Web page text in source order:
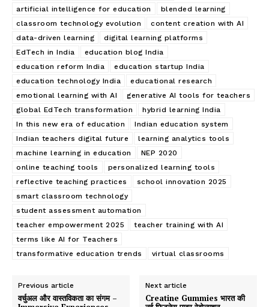
artificial intelligence for education
blended learning
classroom technology evolution
content creation with AI
data-driven learning
digital learning platforms
EdTech in India
education blog India
education reform India
education startup India
education technology India
educational research
emotional learning with AI
generative AI tools for teachers
global EdTech transformation
hybrid learning India
In this new era of education
Indian education system
Indian teachers digital future
learning analytics tools
machine learning in education
NEP 2020
online teaching tools
personalized learning tools
reflective teaching practices
school innovation 2025
smart classroom technology
student assessment automation
teacher empowerment 2025
teacher training with AI
terms like AI for Teachers
transformative education trends
virtual classrooms
Previous article
वर्चुअल और वास्तविकता का संगम –
Next article
Creatine Gummies भारत की